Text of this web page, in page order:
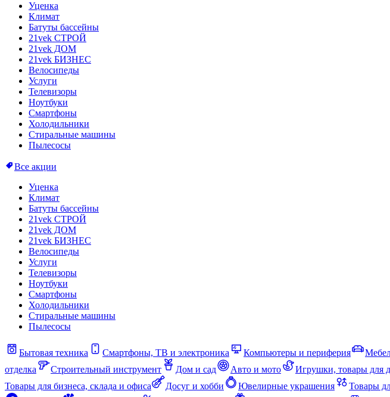
Уценка
Климат
Батуты бассейны
21vek СТРОЙ
21vek ДОМ
21vek БИЗНЕС
Велосипеды
Услуги
Телевизоры
Ноутбуки
Смартфоны
Холодильники
Стиральные машины
Пылесосы
Все акции
Уценка
Климат
Батуты бассейны
21vek СТРОЙ
21vek ДОМ
21vek БИЗНЕС
Велосипеды
Услуги
Телевизоры
Ноутбуки
Смартфоны
Холодильники
Стиральные машины
Пылесосы
Бытовая техника Смартфоны, ТВ и электроника Компьютеры и периферия
отделка
Строительный инструмент Дом и сад Авто и мото Игрушки, товары для
Товары для бизнеса, склада и офиса
Досуг и хобби Ювелирные украшения Товары